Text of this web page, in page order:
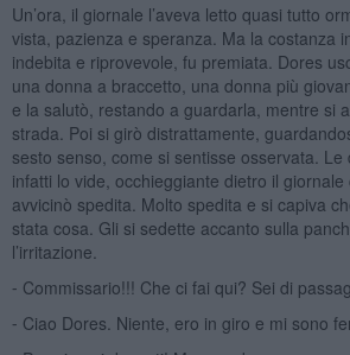
Un’ora, il giornale l’aveva letto quasi tutto
vista, pazienza e speranza. Ma la costanza
indebita e riprovevole, fu premiata. Dores
una donna a braccetto, una donna più
e la salutò, restando a guardarla, mentre si
strada. Poi si girò distrattamente,
sesto senso, come si sentisse osservata. Le
infatti lo vide, occhieggiante dietro il
avvicinò spedita. Molto spedita e si capiva
stata cosa. Gli si sedette accanto sulla
l’irritazione.
⁃ Commissario!!! Che ci fai qui? Sei di
⁃ Ciao Dores. Niente, ero in giro e mi sono